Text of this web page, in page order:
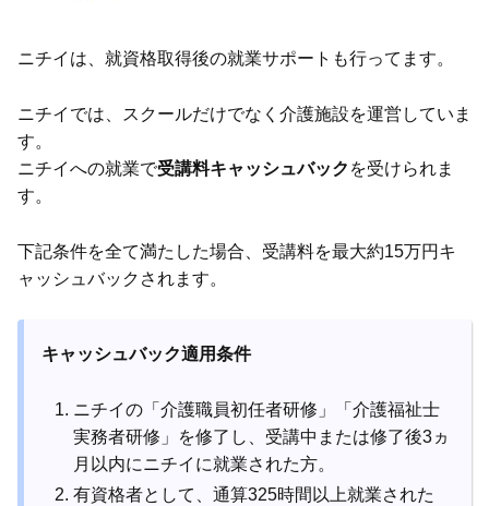
ニチイは、就資格取得後の就業サポートも行ってます。
ニチイでは、スクールだけでなく介護施設を運営していま
す。
ニチイへの就業で受講料キャッシュバック を受けられま
す。
下記条件を全て満たした場合、受講料を最大約15万円キ
ャッシュバックされます。
キャッシュバック適用条件
ニチイの「介護職員初任者研修」「介護福祉士
実務者研修」を修了し、受講中または修了後3ヵ
月以内にニチイに就業された方。
有資格者として、通算325時間以上就業された